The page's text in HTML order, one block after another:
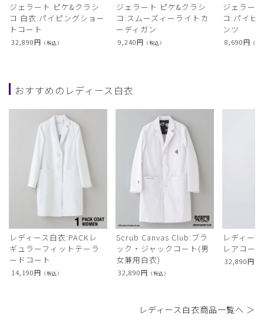
ジェラート ピケ&クラシ
コ 白衣:パイピングショー
トコート
32,890円 （税込）
ジェラート ピケ&クラシ
コ:スムーズィーライトカ
ーディガン
9,240円 （税込）
ジェラー
コ:パイピ
ンツ
8,690円 （税
おすすめのレディース白衣
レディース白衣:PACKレ
ギュラーフィットテーラ
ードコート
14,190円 （税込）
Scrub Canvas Club:ブラ
ック・ジャックコート(男
女兼用白衣)
32,890円 （税込）
レディー
レアコート
32,890円
レディース白衣商品一覧へ ＞